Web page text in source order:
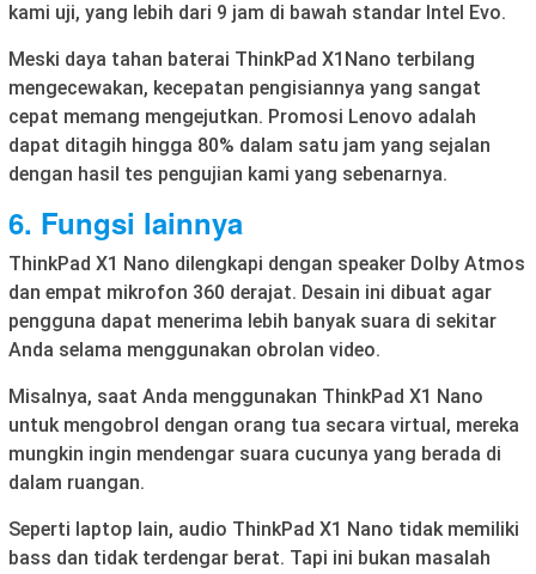
kami uji, yang lebih dari 9 jam di bawah standar Intel Evo.
Meski daya tahan baterai ThinkPad X1Nano terbilang
mengecewakan, kecepatan pengisiannya yang sangat
cepat memang mengejutkan. Promosi Lenovo adalah
dapat ditagih hingga 80% dalam satu jam yang sejalan
dengan hasil tes pengujian kami yang sebenarnya.
6. Fungsi lainnya
ThinkPad X1 Nano dilengkapi dengan speaker Dolby Atmos
dan empat mikrofon 360 derajat. Desain ini dibuat agar
pengguna dapat menerima lebih banyak suara di sekitar
Anda selama menggunakan obrolan video.
Misalnya, saat Anda menggunakan ThinkPad X1 Nano
untuk mengobrol dengan orang tua secara virtual, mereka
mungkin ingin mendengar suara cucunya yang berada di
dalam ruangan.
Seperti laptop lain, audio ThinkPad X1 Nano tidak memiliki
bass dan tidak terdengar berat. Tapi ini bukan masalah